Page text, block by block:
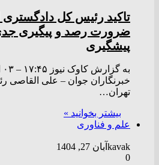
تاکید رئیس کل دادگستری
ضرورت رصد و پیگیری
پیشگیری
خبرنگاران جوان – علی القاصی
تهران…
بیشتر بخوانید »
علم و فناوری
kavak آبان 27, 1404
0